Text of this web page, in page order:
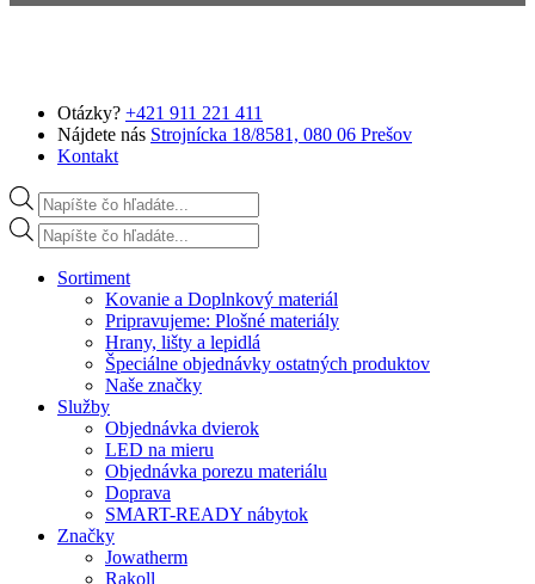
Otázky? +421 911 221 411
Nájdete nás Strojnícka 18/8581, 080 06 Prešov
Kontakt
Products search
Products search
Sortiment
Kovanie a Doplnkový materiál
Pripravujeme: Plošné materiály
Hrany, lišty a lepidlá
Špeciálne objednávky ostatných produktov
Naše značky
Služby
Objednávka dvierok
LED na mieru
Objednávka porezu materiálu
Doprava
SMART-READY nábytok
Značky
Jowatherm
Rakoll